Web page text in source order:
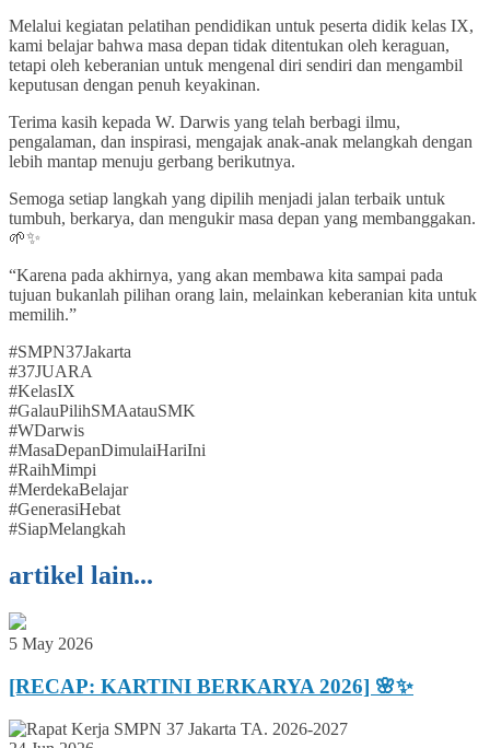
Melalui kegiatan pelatihan pendidikan untuk peserta didik kelas IX,
kami belajar bahwa masa depan tidak ditentukan oleh keraguan,
tetapi oleh keberanian untuk mengenal diri sendiri dan mengambil
keputusan dengan penuh keyakinan.
Terima kasih kepada W. Darwis yang telah berbagi ilmu,
pengalaman, dan inspirasi, mengajak anak-anak melangkah dengan
lebih mantap menuju gerbang berikutnya.
Semoga setiap langkah yang dipilih menjadi jalan terbaik untuk
tumbuh, berkarya, dan mengukir masa depan yang membanggakan.
🌱✨
“Karena pada akhirnya, yang akan membawa kita sampai pada
tujuan bukanlah pilihan orang lain, melainkan keberanian kita untuk
memilih.”
#SMPN37Jakarta
#37JUARA
#KelasIX
#GalauPilihSMAatauSMK
#WDarwis
#MasaDepanDimulaiHariIni
#RaihMimpi
#MerdekaBelajar
#GenerasiHebat
#SiapMelangkah
artikel lain...
5 May 2026
[RECAP: KARTINI BERKARYA 2026] 🌸✨